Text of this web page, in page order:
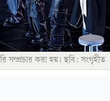
সম্প্রচার করা হয়। ছবি: সংগৃহীত